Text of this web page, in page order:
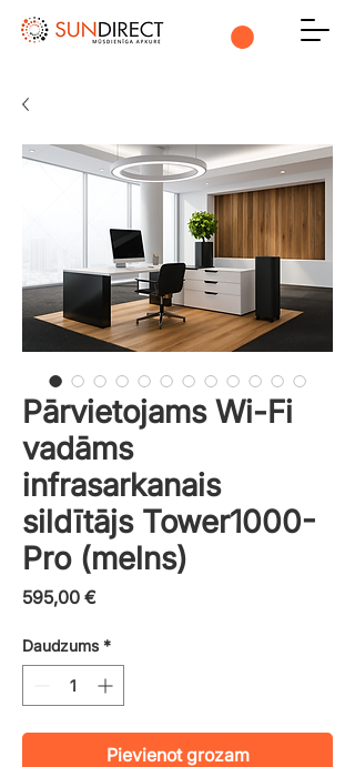
Pārvietojams Wi-Fi
vadāms
infrasarkanais
sildītājs Tower1000-
Pro​​​​​​​ (melns)
595,00 €Cena
Daudzums *
Pievienot grozam